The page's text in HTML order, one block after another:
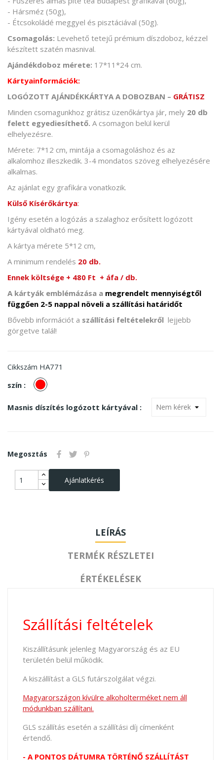
- Hársméz (50g),
- Étcsokoládé meggyel és pisztáciával (50g).
Csomagolás: Levehető tetejű prémium díszdoboz, kézzel
készített szatén masnival.
Ajándékdoboz mérete: 17*11*24 cm.
Kártyainformációk:
LOGÓZOTT AJÁNDÉKKÁRTYA A DOBOZBAN – GRÁTISZ
Minden csomagunkhoz grátisz üzenőkártya jár, mely 20 db
felett egyediesíthető. A csomagon belül kerül
elhelyezésre.
Mérete: 7*12 cm, mintája a csomagoláshoz és az
alkalomhoz illeszkedik. 3-4 mondatos szöveg elhelyezésére
alkalmas.
Az ajánlat egy grafikára vonatkozik.
Külső Kísérőkártya:
Igény esetén a logózás a szalaghoz erősített logózott
kártyával oldható meg.
A kártya mérete 5*12 cm,
A minimum rendelés 20 db.
Ennek költsége + 480 Ft + áfa / db.
A kártyák emblémázása a megrendelt mennyiségtől
függően 2-5 nappal növeli a szállítási határidőt
Bővebb információt a szállítási feltételekről lejjebb
görgetve talál!
Cikkszám HA771
szín :
piros
Masnis díszítés logózott kártyával :
Megosztás
Ajánlatkérés
LEÍRÁS
TERMÉK RÉSZLETEI
ÉRTÉKELÉSEK
Szállítási feltételek
Kiszállításunk jelenleg Magyarország és az EU
területén belül működik.
A kiszállítást a GLS futárszolgálat végzi.
Magyarországon kívülre alkoholterméket nem áll
módunkban szállítani.
GLS szállítás esetén a szállítási díj címenként
értendő.
- A PONTOS DÁTUMRA TÖRTÉNŐ SZÁLLÍTÁST